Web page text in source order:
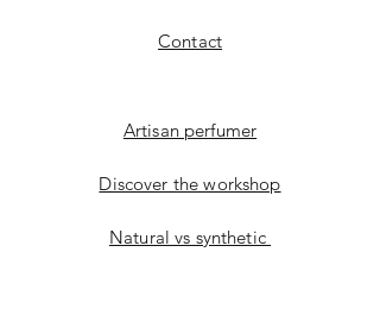
Contact
Artisan perfumer
Discover the workshop
Natural vs synthetic